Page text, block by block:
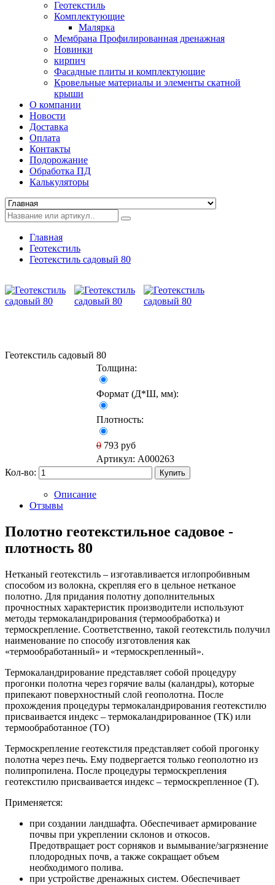
Геотекстиль
Комплектующие
Малярка
Мембрана Профилированная дренажная
Новинки
кирпич
Фасадные плиты и комплектующие
Кровельные материалы и элементы скатной
крыши
О компании
Новости
Доставка
Оплата
Контакты
Подорожание
Обработка ПД
Калькуляторы
Главная
Геотекстиль
Геотекстиль садовый 80
Геотекстиль садовый 80
Толщина:
Формат (Д*Ш, мм):
Плотность:
0 793 руб
Артикул: A000263
Кол-во:
Купить
Описание
Отзывы
Полотно геотекстильное садовое -
плотность 80
Нетканый геотекстиль – изготавливается иглопробивным
способом из волокна, скрепляя его в цельное нетканое
полотно. Для придания полотну дополнительных
прочностных характеристик производители используют
методы термокаландрирования (термообработка) и
термоскрепление. Соответственно, такой геотекстиль получил
наименование по способу изготовления как
«термообработанный» и «термоскрепленный».
Термокаландрирование представляет собой процедуру
прогонки полотна через горячие валы (каландры), которые
припекают поверхностный слой геополотна. После
прохождения процедуры термокаландрирования геотекстилю
присваивается индекс – термокаландрированное (ТК) или
термообработанное (ТО)
Термоскрепление геотекстиля представляет собой прогонку
полотна через печь. Ему подвергается только геополотно из
полипропилена. После процедуры термоскрепления
геотекстилю присваивается индекс – термоскрепленное (Т).
Применяется:
при создании ландшафта. Обеспечивает армирование
почвы при укреплении склонов и откосов.
Предотвращает рост сорняков и вымывание/загрязнение
плодородных почв, а также сокращает объем
необходимого полива.
при устройстве дренажных систем. Обеспечивает